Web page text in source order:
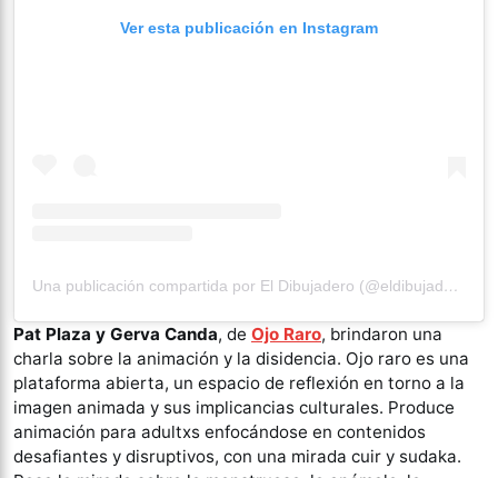
Ver esta publicación en Instagram
Una publicación compartida por El Dibujadero (@eldibujadero)
Pat Plaza y Gerva Canda, de Ojo Raro, brindaron una
charla sobre la animación y la disidencia. Ojo raro es una
plataforma abierta, un espacio de reflexión en torno a la
imagen animada y sus implicancias culturales. Produce
animación para adultxs enfocándose en contenidos
desafiantes y disruptivos, con una mirada cuir y sudaka.